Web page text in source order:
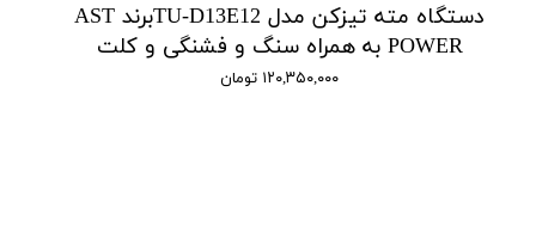
دستگاه مته تیزکن مدل TU-D13E12برند AST
POWER به همراه سنگ و فشنگی و کلت
۱۲۰,۳۵۰,۰۰۰ تومان